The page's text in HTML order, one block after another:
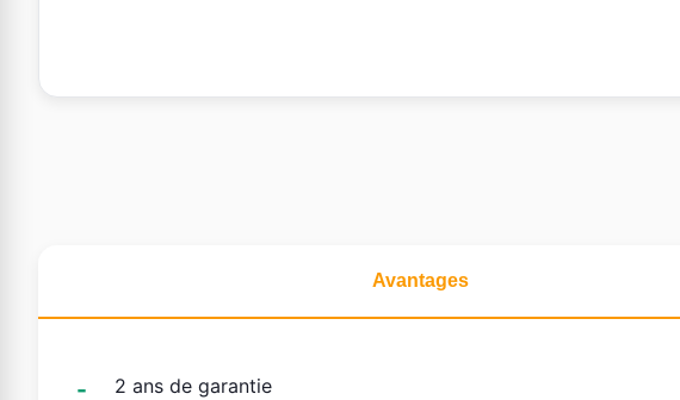
Avantages
2 ans de garantie